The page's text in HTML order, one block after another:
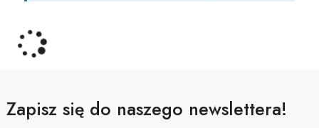
Zapisz się do naszego newslettera!